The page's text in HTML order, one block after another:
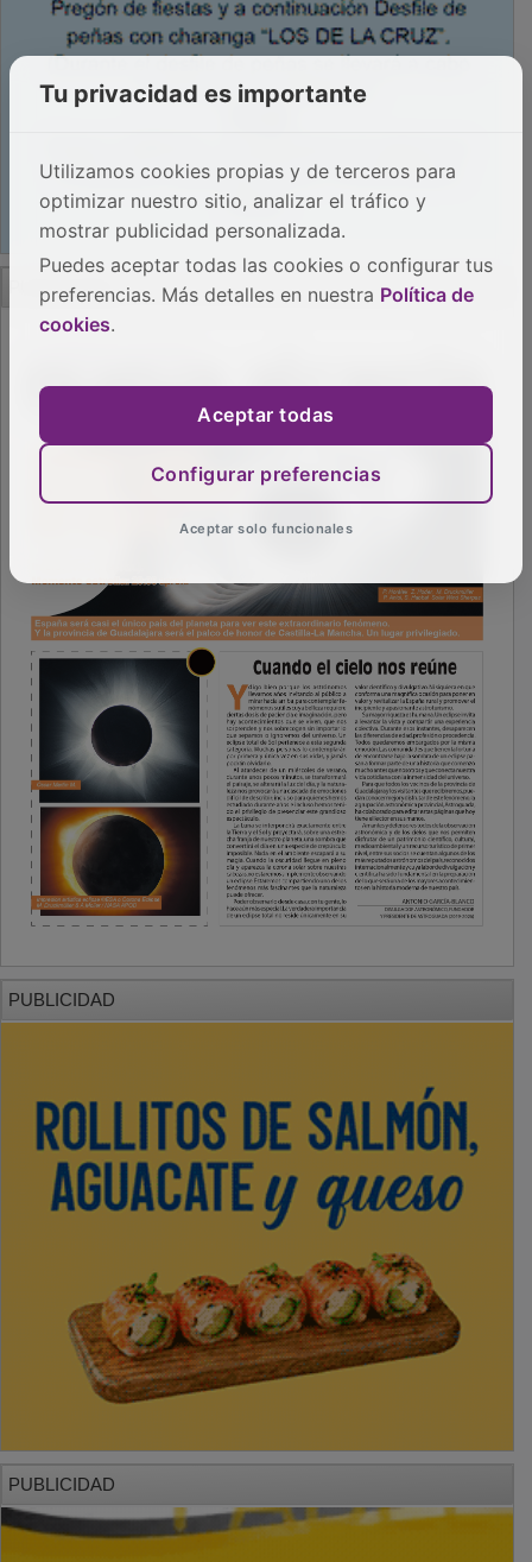
Tu privacidad es importante
Utilizamos cookies propias y de terceros para
optimizar nuestro sitio, analizar el tráfico y
mostrar publicidad personalizada.
Puedes aceptar todas las cookies o configurar tus
preferencias. Más detalles en nuestra Política de
cookies.
Aceptar todas
Configurar preferencias
Aceptar solo funcionales